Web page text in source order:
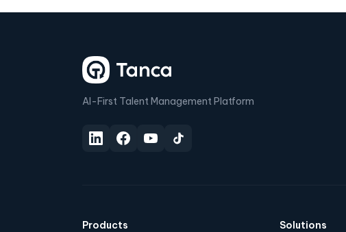
AI-First Talent Management Platform
Products Solutions